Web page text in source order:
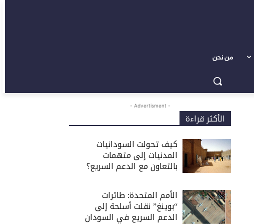
من نحن
- Advertisment -
الأكثر قراءة
كيف تحولت السودانيات
المدنيات إلى متهمات
بالتعاون مع الدعم السريع؟
الأمم المتحدة: طائرات
“بوينغ” نقلت أسلحة إلى
الدعم السريع في السودان